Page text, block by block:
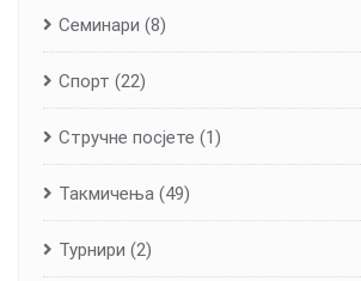
Семинари (8)
Спорт (22)
Стручне посјете (1)
Такмичења (49)
Турнири (2)